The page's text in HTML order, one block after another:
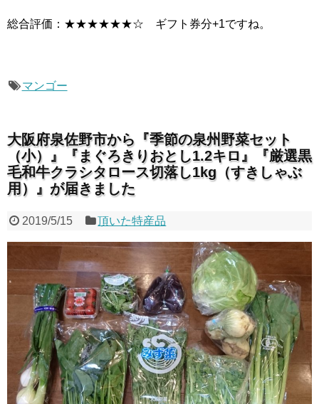
総合評価：★★★★★★☆ ギフト券分+1ですね。
マンゴー
大阪府泉佐野市から『季節の泉州野菜セット
（小）』『まぐろきりおとし1.2キロ』『厳選黒
毛和牛クラシタロース切落し1kg（すきしゃぶ
用）』が届きました
2019/5/15 頂いた特産品